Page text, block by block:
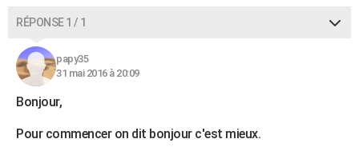
BONS PLANS
CARTE DE VOEUX
Carte de Noël
Carte Bonne année
Carte Saint-Valentin
Carte Pâques
Carte d'anniversaire
DICTIONNAIRE
RÉPONSE 1 / 1
papy35
31 mai 2016 à 20:09
Bonjour,
Pour commencer on dit bonjour c'est mieux.